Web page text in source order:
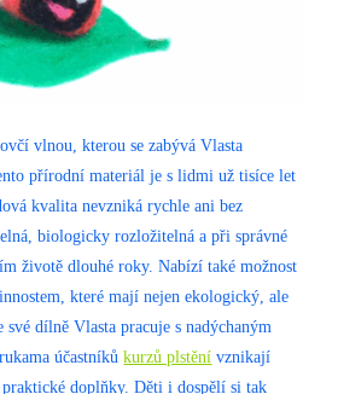
vlnou, kterou se zabývá Vlasta
přírodní materiál je s lidmi už tisíce let
kvalita nevzniká rychle ani bez
biologicky rozložitelná a při správné
životě dlouhé roky. Nabízí také možnost
které mají nejen ekologický, ale
dílně Vlasta pracuje s nadýchaným
účastníkůkurzů plstění vznikají
doplňky. Děti i dospělí si tak